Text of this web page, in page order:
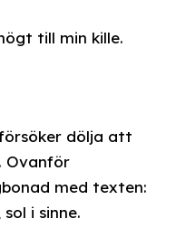
till min kille.
dölja att
Ovanför
med texten:
i sinne.